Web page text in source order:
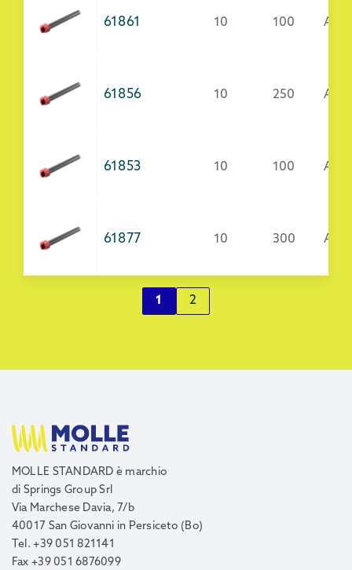
61861 10 100
61856 10 250
61853 10 100
61877 10 300
1 2
MOLLE STANDARD è marchio
di Springs Group Srl
Via Marchese Davia, 7/b
40017 San Giovanni in Persiceto (Bo)
Tel. +39 051 821141
Fax +39 051 6876099